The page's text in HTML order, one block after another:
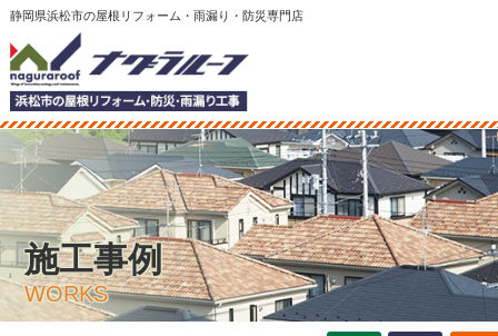
静岡県浜松市の屋根リフォーム・雨漏り・防災専門店
施工事例
WORKS